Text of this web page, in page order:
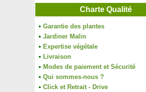
Figuier nain autofertile
Figuier 'Noire de Bellone'
Figuier 'Noire de Caromb'
Figuier 'Violette de Sollies'
Filaire à feuilles étroites
Filao, Pin australien
Flamboyant
Forsythia blanc de Corée
Forsythia intermedia
Charte Qualité
• Garantie des plantes
• Jardiner Malin
• Expertise végétale
• Livraison
• Modes de paiement et Sécurité
• Qui sommes-nous ?
• Click et Retrait - Drive